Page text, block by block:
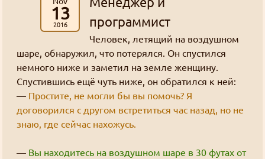
13
2016
программист
Человек, летящий на воздушном
шаре, обнаружил, что потерялся. Он спустился
немного ниже и заметил на земле женщину.
Спустившись ещё чуть ниже, он обратился к ней:
— Простите, не могли бы вы помочь? Я
договорился с другом встретиться час назад, но не
знаю, где сейчас нахожусь.
— Вы находитесь на воздушном шаре в 30 футах от
Polls archive
Grabz : А что там с камь-юнити Слеерс-
параллель? Последний раз когда проверял у них
даже регистрация была закрыта. Нексса-джахады
там всякие, Мордейны, Розевиры, где все эти
люди были 8 лет?
((╬ಠิ﹏ಠิ))
Grabz: Похоже просто до Клавдифлёра
только-только дошли обновления днс записей
для этого домена, вроде заработало.
Grabz
: А потсчему сайт не открывается когда
включен Cloudflare WARP?